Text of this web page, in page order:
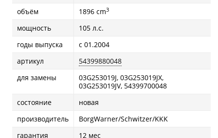
объём
1896 cm3
мощность
105 л.с.
годы выпуска
с 01.2004
артикул
54399880048
для замены
03G253019J, 03G253019JX,
03G253019JV, 54399700048
состояние
новая
производитель
BorgWarner/Schwitzer/KKK
гарантия
12 мес